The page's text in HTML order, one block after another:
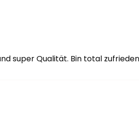
super Qualität. Bin total zufrieden